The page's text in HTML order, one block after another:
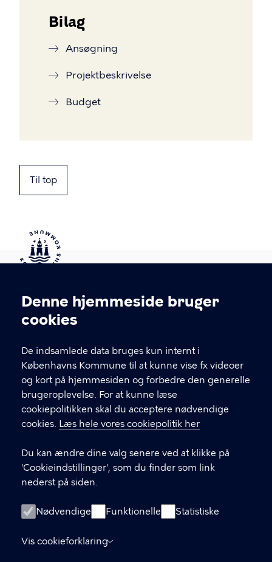
Cookieindstillinger
Denne hjemmeside bruger
cookies
De indsamlede data bruges kun internt i
Københavns Kommune til at kunne vise fx videoer
og kort på hjemmesiden og forbedre den generelle
brugeroplevelse. For at kunne læse
cookiepolitikken skal du acceptere nødvendige
cookies. Læs hele vores cookiepolitik her
Du kan ændre dine valg senere ved at klikke på
'Cookieindstillinger', som du finder som link
nederst på siden.
Nødvendige Funktionelle Statistiske
Vis cookieforklaring
Bilag
Ansøgning
Projektbeskrivelse
Budget
Til top
Kontakt Københavns Kommune
T
fFind andre kontakter her
CVR-nummer64942212
GENVEJE
Digital Post
Databeskyttelse
Tilgængelighedserklæring
Om hjemmesiden